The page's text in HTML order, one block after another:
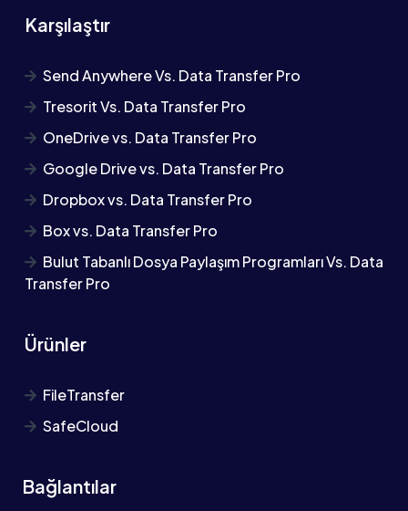
Karşılaştır
Send Anywhere Vs. Data Transfer Pro
Tresorit Vs. Data Transfer Pro
OneDrive vs. Data Transfer Pro
Google Drive vs. Data Transfer Pro
Dropbox vs. Data Transfer Pro
Box vs. Data Transfer Pro
Bulut Tabanlı Dosya Paylaşım Programları Vs. Data
Transfer Pro
Ürünler
FileTransfer
SafeCloud
Bağlantılar